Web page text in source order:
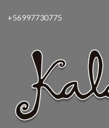
+56997730775